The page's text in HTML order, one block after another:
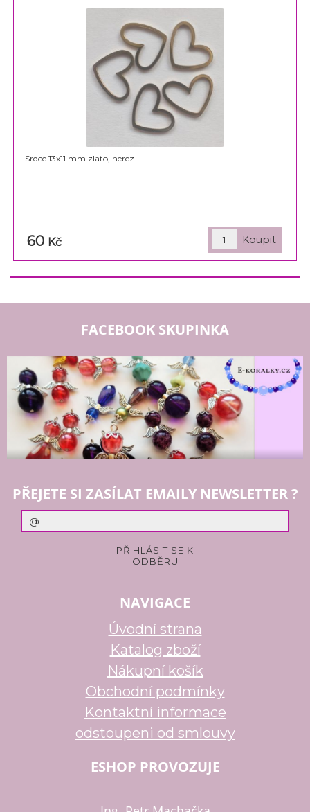
Srdce 13x11 mm zlato, nerez
60 Kč
FACEBOOK SKUPINKA
PŘEJETE SI ZASÍLAT EMAILY NEWSLETTER ?
NAVIGACE
Úvodní strana
Katalog zboží
Nákupní košík
Obchodní podmínky
Kontaktní informace
odstoupeni od smlouvy
ESHOP PROVOZUJE